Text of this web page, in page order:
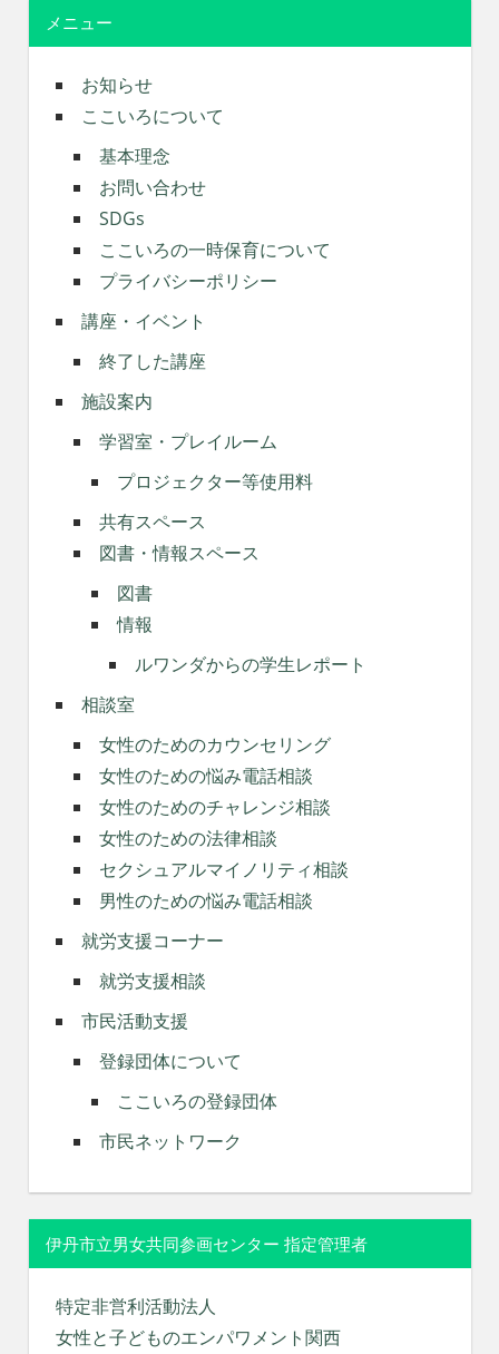
メニュー
お知らせ
ここいろについて
基本理念
お問い合わせ
SDGs
ここいろの一時保育について
プライバシーポリシー
講座・イベント
終了した講座
施設案内
学習室・プレイルーム
プロジェクター等使用料
共有スペース
図書・情報スペース
図書
情報
ルワンダからの学生レポート
相談室
女性のためのカウンセリング
女性のための悩み電話相談
女性のためのチャレンジ相談
女性のための法律相談
セクシュアルマイノリティ相談
男性のための悩み電話相談
就労支援コーナー
就労支援相談
市民活動支援
登録団体について
ここいろの登録団体
市民ネットワーク
伊丹市立男女共同参画センター 指定管理者
特定非営利活動法人
女性と子どものエンパワメント関西